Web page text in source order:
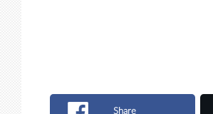
Share